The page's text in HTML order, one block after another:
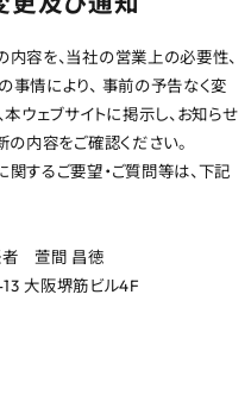
容を、当社の営業上の必要性、
情により、 事前の予告なく変
ウェブサイトに掲示し、お知らせ
内容をご確認ください。
するご要望・ご質問等は、下記
者 萱間 昌徳
大阪堺筋ビル4F